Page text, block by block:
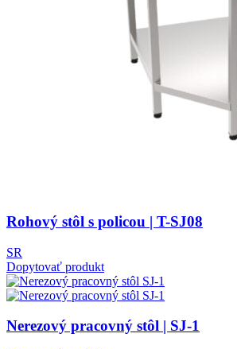
Rohový stôl s policou | T-SJ08
SR
Dopytovať produkt
Nerezový pracovný stôl | SJ-1